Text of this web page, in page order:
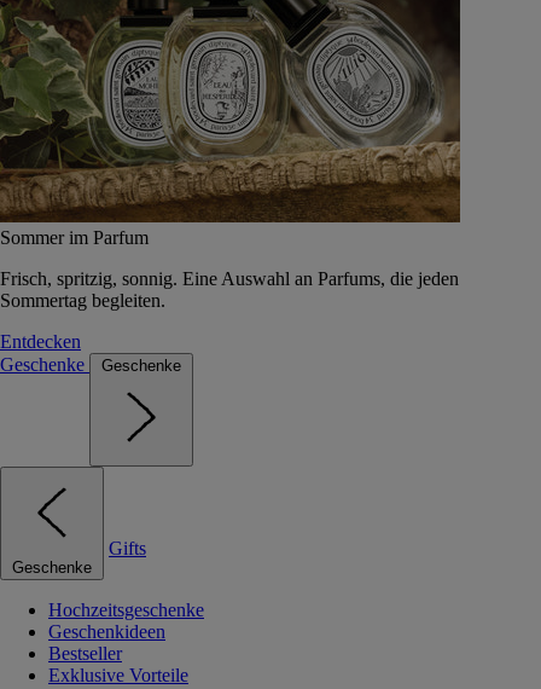
Sommer im Parfum
Frisch, spritzig, sonnig. Eine Auswahl an Parfums, die jeden
Sommertag begleiten.
Entdecken
Geschenke
Geschenke
Geschenke
Gifts
Hochzeitsgeschenke
Geschenkideen
Bestseller
Exklusive Vorteile